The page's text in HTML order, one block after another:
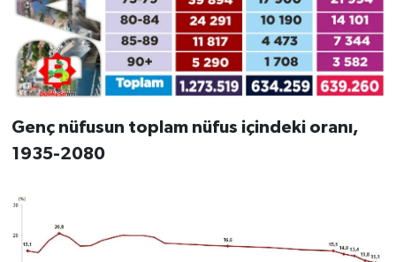
Genç nüfusun toplam nüfus içindeki oranı,
1935-2080